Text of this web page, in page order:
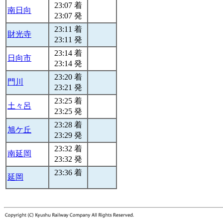
南日向
23:07 着
23:07 発
財光寺
23:11 着
23:11 発
日向市
23:14 着
23:14 発
門川
23:20 着
23:21 発
土々呂
23:25 着
23:25 発
旭ケ丘
23:28 着
23:29 発
南延岡
23:32 着
23:32 発
延岡
23:36 着